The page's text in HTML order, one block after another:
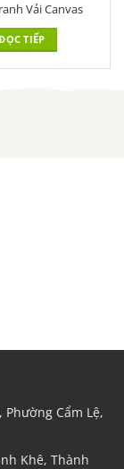
Vải Canvas
TIẾP
Cẩm Lệ,
Khê, Thành